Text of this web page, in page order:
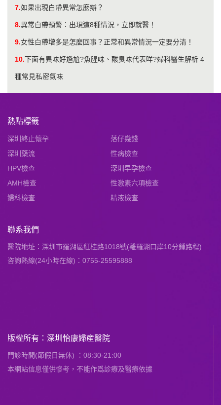
7.如果出現白帶異常怎麼辦？
8.異常白帶預警：出現這8種情況，立即就醫！
9.​女性白帶增多是怎麼回事？正常和異常情況一定要分清！
10.下面有異味好尷尬?魚腥味、酸臭味代表咩?婦科醫生解析 4
種常見私密氣味
熱點標籤
深圳終止懷孕
落仔幾錢
深圳藥流
性病檢查
HPV檢查
深圳早孕檢查
AMH檢查
性激素六項檢查
婦科檢查
精液檢查
聯系我們
醫院地址：深圳市羅湖區紅桂路1018號(離羅湖口岸10分鍾路程)
咨詢熱線(24小時在線)：0755-25595888
版權所有：深圳怡康婦産醫院
門診時間(節假日無休) ：08:30-21:00
本網站信息僅供慘考，不能作爲診療及醫療依據